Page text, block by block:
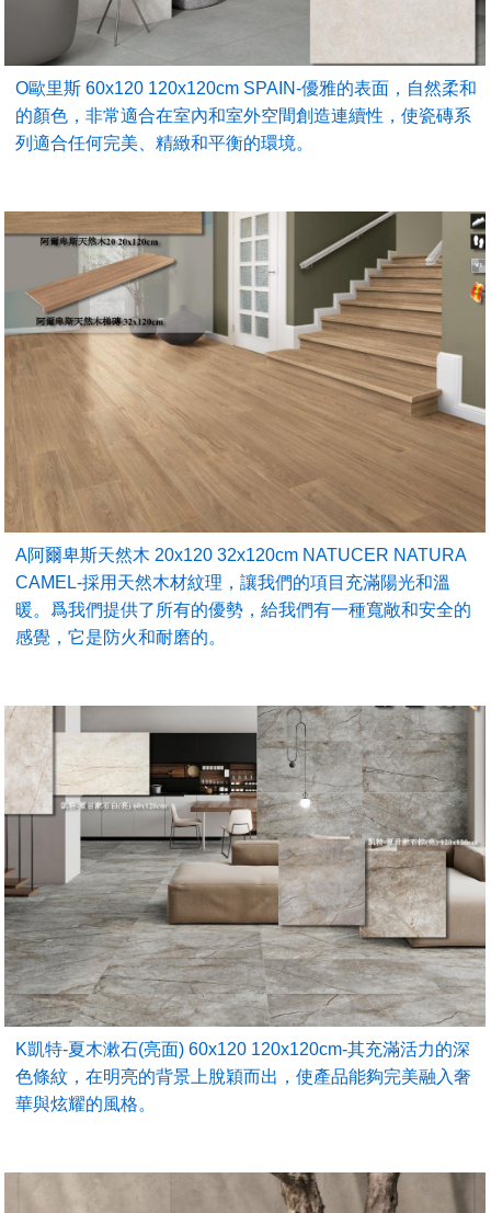
O歐里斯 60x120 120x120cm SPAIN-優雅的表面，自然柔和
的顏色，非常適合在室內和室外空間創造連續性，使瓷磚系
列適合任何完美、精緻和平衡的環境。
A阿爾卑斯天然木 20x120 32x120cm NATUCER NATURA
CAMEL-採用天然木材紋理，讓我們的項目充滿陽光和溫
暖。爲我們提供了所有的優勢，給我們有一種寬敞和安全的
感覺，它是防火和耐磨的。
K凱特-夏木漱石(亮面) 60x120 120x120cm-其充滿活力的深
色條紋，在明亮的背景上脫穎而出，使產品能夠完美融入奢
華與炫耀的風格。